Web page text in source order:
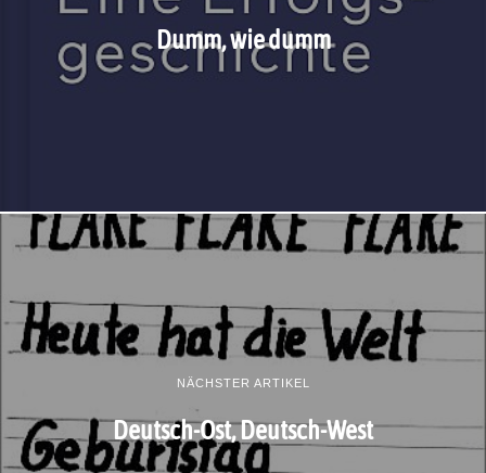
Dumm, wie dumm
NÄCHSTER ARTIKEL
Deutsch-Ost, Deutsch-West